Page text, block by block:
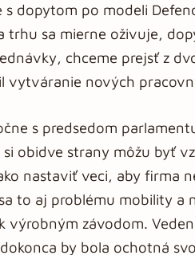
dopytom po modeli
trhu sa mierne oživuje,
chceme prejsť z
vytváranie nových
s predsedom
obidve strany môžu byť
nastaviť veci, aby firma
to aj problému mobility a
výrobným závodom.
by bola ochotná